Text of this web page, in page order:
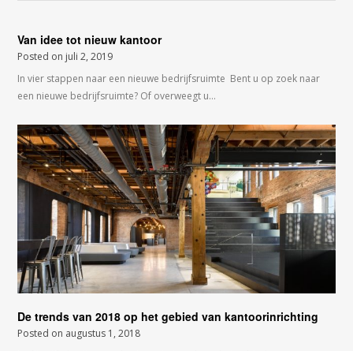
Van idee tot nieuw kantoor
Posted on juli 2, 2019
In vier stappen naar een nieuwe bedrijfsruimte Bent u op zoek naar
een nieuwe bedrijfsruimte? Of overweegt u…
De trends van 2018 op het gebied van kantoorinrichting
Posted on augustus 1, 2018